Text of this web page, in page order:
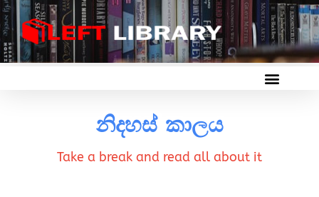
නිදහස් කාලය
Take a break and read all about it